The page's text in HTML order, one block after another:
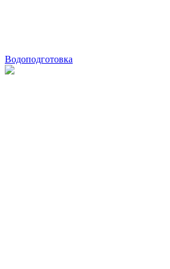
Водоподготовка